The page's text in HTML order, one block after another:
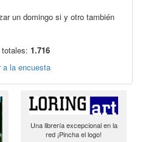
un domingo si y otro también
1.716
a la encuesta
Una librería excepcional en la
red ¡Pincha el logo!